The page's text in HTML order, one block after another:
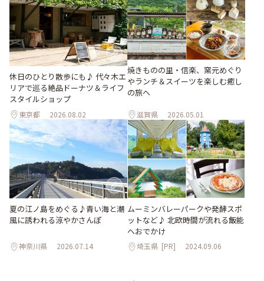
休日のひとり散歩にも♪ 代々木エ
リアで巡る絶品ドーナツ＆ライフ
スタイルショップ
東京都 2026.08.02
焼きものの里・信楽、窯元めぐり
やランチ＆スイーツを楽しむ癒し
の旅へ
滋賀県 2026.05.01
夏の江ノ島をめぐる♪青い海と潮
風に誘われる涼やかさんぽ
神奈川県 2026.07.14
ムーミンバレーパークや発酵スポ
ットなど♪ 北欧時間が流れる飯能
へおでかけ
埼玉県 [PR] 2024.09.06